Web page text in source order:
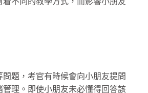
題，考官有時候會向小朋友提問
理。即使小朋友未必懂得回答該